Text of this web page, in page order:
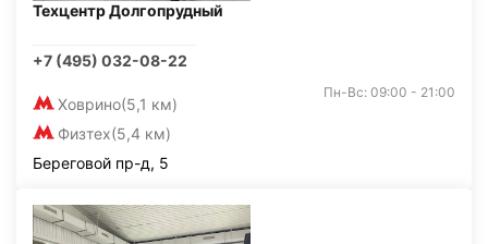
Техцентр Долгопрудный
+7 (495) 032-08-22
Ховрино(5,1 км)
Физтех(5,4 км)
Пн-Вс: 09:00 - 21:00
Береговой пр-д, 5